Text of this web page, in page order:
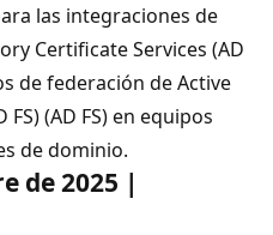
las integraciones de
Certificate Services (AD
de federación de Active
FS) (AD FS) en equipos
de dominio.
de 2025 |